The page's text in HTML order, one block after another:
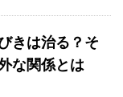
きは治る？そ
な関係とは